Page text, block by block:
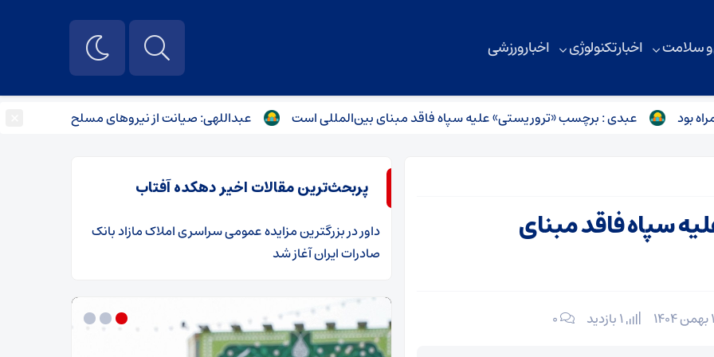
و سلامت اخبار تکنولوژی اخبار ورزشی
عبدی : برچسب «تروریستی» علیه سپاه فاقد مبنای بین‌المللی است عبداللهی: صیانت از نیروهای مسلح خط قرمز قوه قضاییه
سپاه فاقد مبنای
۰
پربحث‌ترین مقالات اخیر دهکده آفتاب
داوردر​بزرگترین مزایده عمومی سراسری املاک مازاد بانک
صادرات ایران آغاز شد